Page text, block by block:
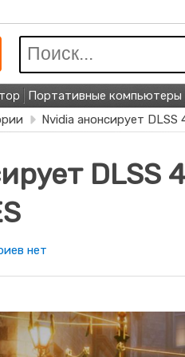
Поиск
Портативные компьютеры
Nvidia анонсирует DLSS
DLSS
к
DLSS
4.5
нет